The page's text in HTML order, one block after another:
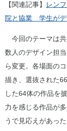
【関連記事】
レン
院と協業 学生がデ
今回のテーマは共
数人のデザイン担
ら変更。各場面の
描き、選抜された
した64体の作品を
力を感じる作品が
うで見応えがあっ